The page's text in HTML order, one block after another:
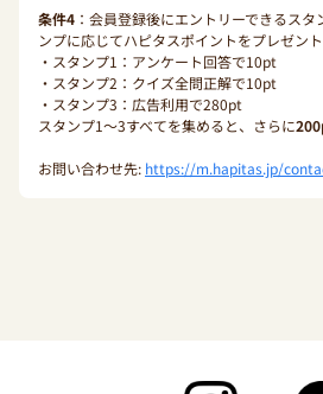
条件4 ：会員登録後にエントリーできるス
ンプに応じてハピタスポイントをプレゼン
・スタンプ1：アンケート回答で10pt
・スタンプ2：クイズ全問正解で10pt
・スタンプ3：広告利用で280pt
スタンプ1〜3すべてを集めると、さらに
お問い合わせ先: https://m.hapitas.jp/